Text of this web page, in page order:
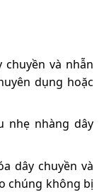
chuyền và nhẫn
dụng hoặc
nhẹ nhàng dây
dây chuyền và
chúng không bị